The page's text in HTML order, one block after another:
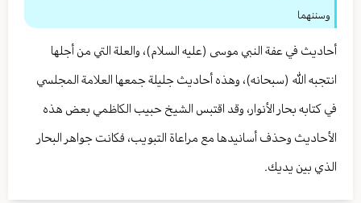
وسننهما
أحاديث في عفة النبي موسى (عليه السلام)، والعلة التي من أجلها
انتجبه الله (سبحانه)، وهذه أحاديث جليلة جمعها العلامة المجلسي
في كتابه بحار الأنوار، وقد اقتبس الشيخ حبيب الكاظمي بعض هذه
الأحاديث وحذف أسانيدها مع مراعاة التبويب، فكانت جواهر البحار
الذي بين يديك.